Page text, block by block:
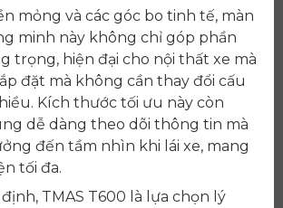
mỏng và các góc bo tinh tế, màn
minh này không chỉ góp phần
trọng, hiện đại cho nội thất xe mà
đặt mà không cần thay đổi cấu
Kích thước tối ưu này còn
dễ dàng theo dõi thông tin mà
đến tầm nhìn khi lái xe, mang
tối đa.
TMAS T600 là lựa chọn lý